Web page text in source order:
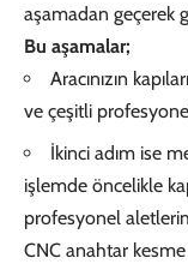
aşamadan geçerek
Bu aşamalar;
Aracınızın
ve çeşitli
İkinci adım ise
işlemde öncelikle
profesyonel
CNC anahtar kesme